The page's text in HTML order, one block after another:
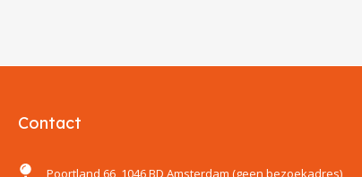
Contact
Poortland 66, 1046 BD Amsterdam (geen bezoekadres)